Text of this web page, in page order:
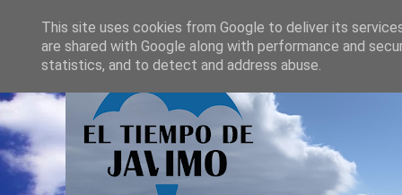
This site uses cookies from Google to deliver its
are shared with Google along with performance and
statistics, and to detect and address abuse.